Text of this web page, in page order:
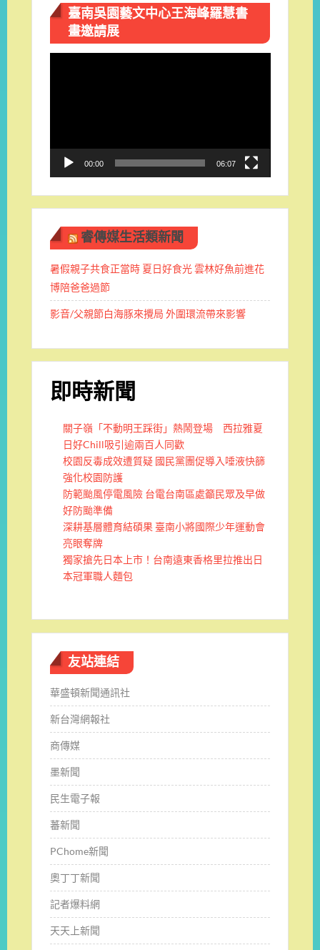
臺南吳園藝文中心王海峰羅慧書
畫邀請展
00:00 06:07
睿傳媒生活類新聞
暑假親子共食正當時 夏日好食光 雲林好魚前進花
博陪爸爸過節
影音/父親節白海豚來攪局 外圍環流帶來影響
即時新聞
關子嶺「不動明王踩街」熱鬧登場 西拉雅夏
日好Chill吸引逾兩百人同歡
校園反毒成效遭質疑 國民黨團促導入唾液快篩
強化校園防護
防範颱風停電風險 台電台南區處籲民眾及早做
好防颱準備
深耕基層體育結碩果 臺南小將國際少年運動會
亮眼奪牌
獨家搶先日本上市！台南遠東香格里拉推出日
本冠軍職人麵包
友站連結
華盛頓新聞通訊社
新台灣網報社
商傳媒
墨新聞
民生電子報
蕃新聞
PChome新聞
奧丁丁新聞
記者爆料網
天天上新聞